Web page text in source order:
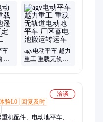
机、kbk桁架、环链葫芦、
车
蓄
agv电动平车 越力
重工 重载无轨道
洽谈
验L0
回复及时
机配件、电动地平车、龙